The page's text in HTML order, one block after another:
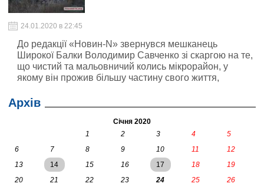
24.01.2020 в 22:45
До редакції «Новин-N» звернувся мешканець
Широкої Балки Володимир Савченко зі скаргою на те,
що чистий та мальовничий колись мікрорайон, у
якому він прожив більшу частину свого життя,
звалище. Жителі зносять і звозять сюди сміття та
вивалюють його прямо на землю.
Архів
Січня 2020
1
2 3 4
5
6
7 8 9 10 11
12
13
14 15 16 17 18
19
20
21 22 23 24 25
26